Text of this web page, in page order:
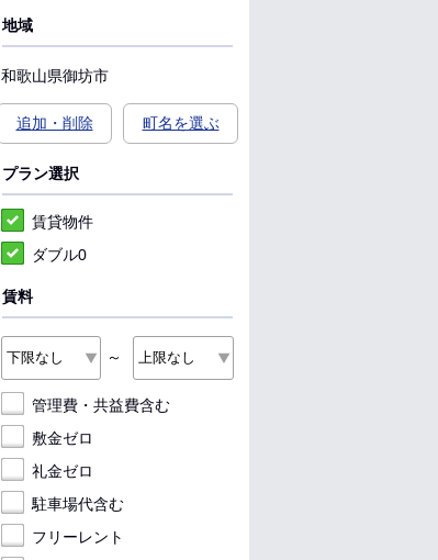
地域
和歌山県御坊市
追加・削除 町名を選ぶ
プラン選択
賃貸物件
ダブル0
賃料
～
管理費・共益費含む
敷金ゼロ
礼金ゼロ
駐車場代含む
フリーレント